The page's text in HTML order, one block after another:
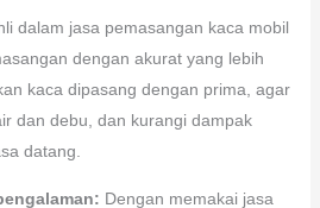
dalam jasa pemasangan kaca mobil
dengan akurat yang lebih
kaca dipasang dengan prima, agar
dan debu, dan kurangi dampak
datang.
Dengan memakai jasa